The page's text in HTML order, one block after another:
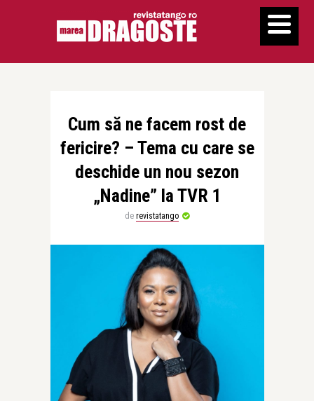
Cum să ne facem rost de
fericire? – Tema cu care se
deschide un nou sezon
„Nadine” la TVR 1
de revistatango